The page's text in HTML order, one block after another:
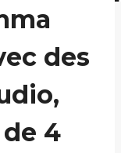
des
4